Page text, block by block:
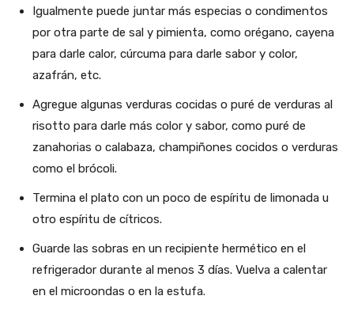
Igualmente puede juntar más especias o condimentos
por otra parte de sal y pimienta, como orégano, cayena
para darle calor, cúrcuma para darle sabor y color,
azafrán, etc.
Agregue algunas verduras cocidas o puré de verduras al
risotto para darle más color y sabor, como puré de
zanahorias o calabaza, champiñones cocidos o verduras
como el brócoli.
Termina el plato con un poco de espíritu de limonada u
otro espíritu de cítricos.
Guarde las sobras en un recipiente hermético en el
refrigerador durante al menos 3 días. Vuelva a calentar
en el microondas o en la estufa.